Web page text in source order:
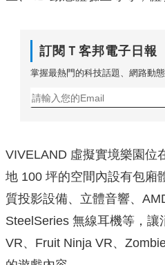
訂閱Ｔ客邦電子日報
掌握最熱門的科技話題、網路動
VIVELAND 虛擬實境樂園位
地 100 坪的空間內設有包廂
質投影設備、立體音響、
SteelSeries 無線耳機等，讓
VR、Fruit Ninja VR、
的遊戲內容。